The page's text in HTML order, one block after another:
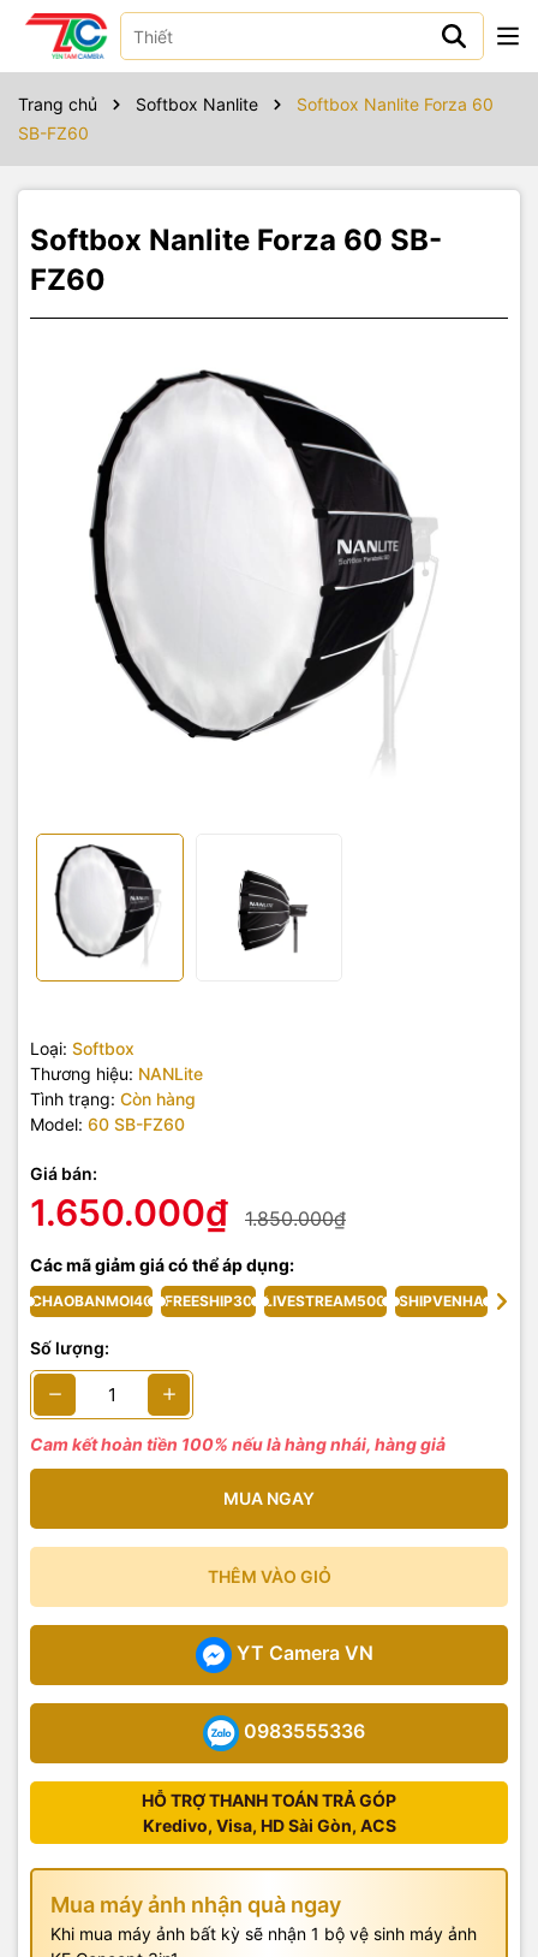
Trang chủ Softbox Nanlite
Softbox Nanlite Forza 60
SB-FZ60
Softbox Nanlite Forza 60 SB-
FZ60
Loại: Softbox
Thương hiệu: NANLite
Tình trạng: Còn hàng
Model: 60 SB-FZ60
Giá bán:
1.650.000₫ 1.850.000₫
Các mã giảm giá có thể áp dụng:
CHAOBANMOI40 FREESHIP30 LIVESTREAM500 SHIPVENHA
Số lượng:
Cam kết hoàn tiền 100% nếu là hàng nhái, hàng giả
MUA NGAY
THÊM VÀO GIỎ
YT Camera VN
0983555336
HỖ TRỢ THANH TOÁN TRẢ GÓP
Kredivo, Visa, HD Sài Gòn, ACS
Mua máy ảnh nhận quà ngay
Khi mua máy ảnh bất kỳ sẽ nhận 1 bộ vệ sinh máy ảnh
Sản phẩm bao gồm